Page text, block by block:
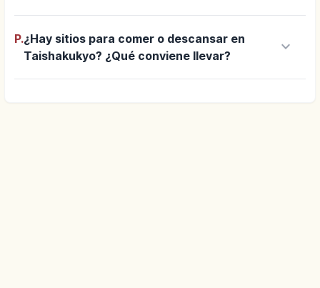
P.¿Hay sitios para comer o descansar en
Taishakukyo? ¿Qué conviene llevar?
keyboard_arrow_down